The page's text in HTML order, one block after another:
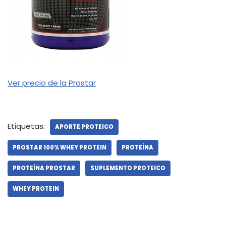
Ver precio de la Prostar
Etiquetas: APORTE PROTEICO
PROSTAR 100% WHEY PROTEIN PROTEÍNA
PROTEÍNA PROSTAR SUPLEMENTO PROTEICO
WHEY PROTEIN